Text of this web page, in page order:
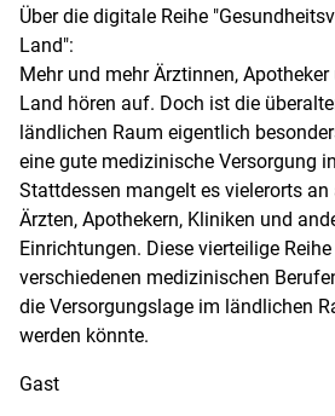
Über die digitale Reihe
Land":
Mehr und mehr Ärztinnen,
Land hören auf. Doch ist die
ländlichen Raum eigentlich
eine gute medizinische Versorgung
Stattdessen mangelt es vielerorts an
Ärzten, Apothekern, Kliniken und
Einrichtungen. Diese vierteilige
verschiedenen medizinischen
die Versorgungslage im ländlichen
werden könnte.
Gast